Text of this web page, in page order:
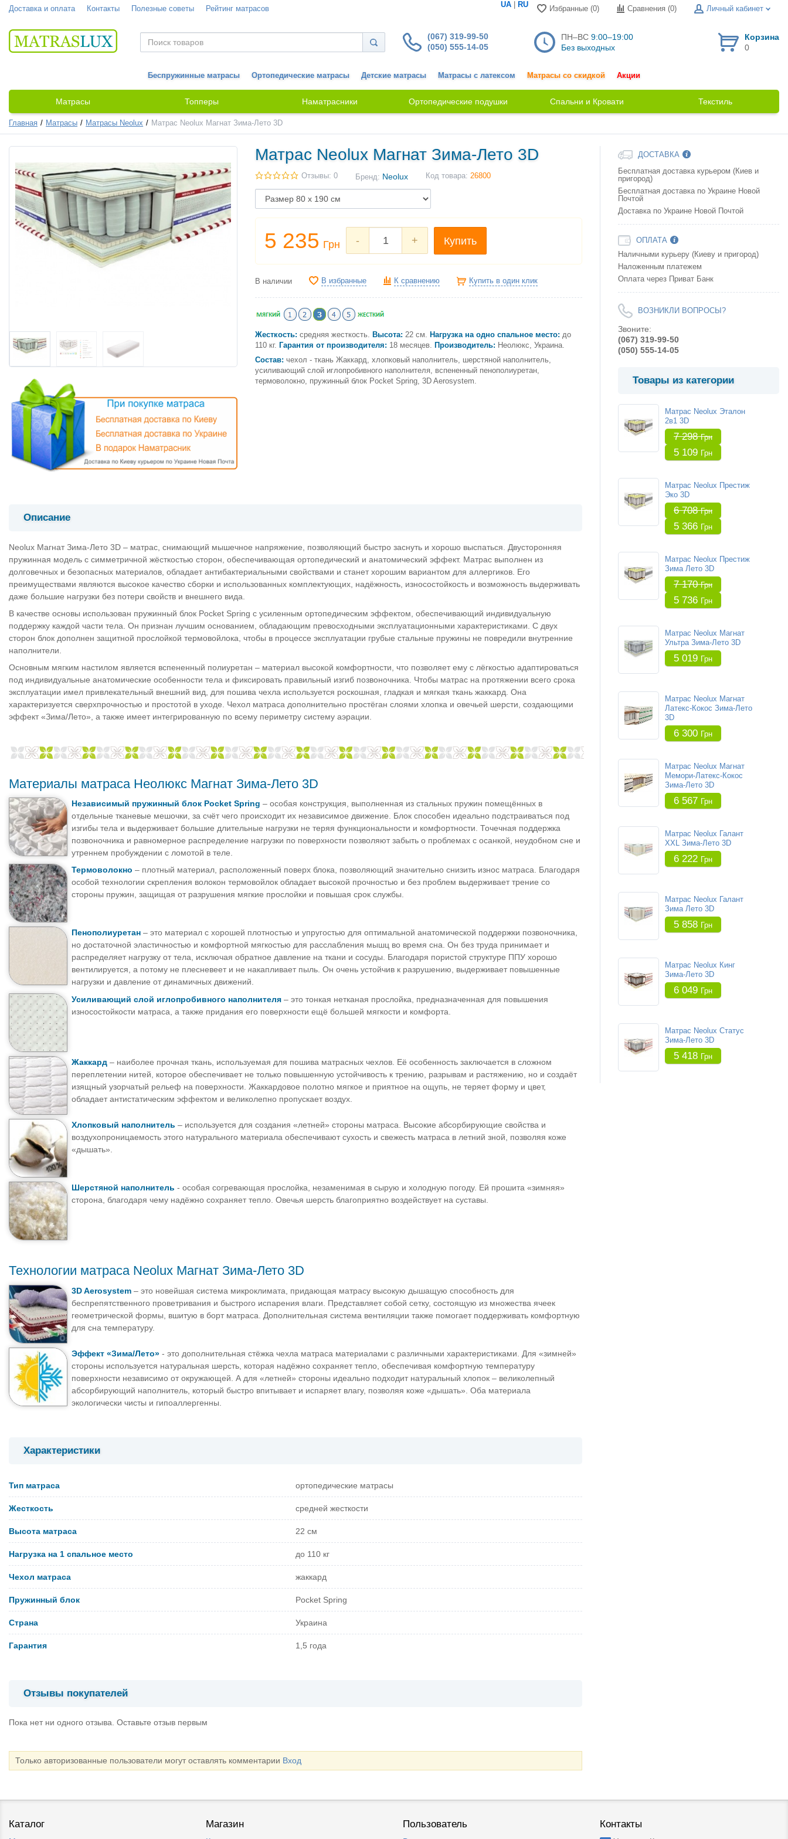
Доставка и оплата Контакты Полезные советы Рейтинг матрасов UA RU Избранные (0) Сравнения (0) Личный кабинет
(067) 319-99-50
(050) 555-14-05
ПН–ВС 9:00–19:00
Без выходных
Корзина
0
Беспружинные матрасы Ортопедические матрасы Детские матрасы Матрасы с латексом Матрасы со скидкой Акции
Матрасы Топперы Наматрасники Ортопедические подушки Спальни и Кровати Текстиль
Главная Матрасы Матрасы Neolux Матрас Neolux Магнат Зима-Лето 3D
Матрас Neolux Магнат Зима-Лето 3D
Отзывы: 0 Бренд: Neolux Код товара: 26800
5 235 Грн - + Купить
В наличии В избранные К сравнению Купить в один клик
Жесткость: средняя жесткость. Высота: 22 см. Нагрузка на одно спальное место: до
110 кг. Гарантия от производителя: 18 месяцев. Производитель: Неолюкс, Украина.
Состав: чехол - ткань Жаккард, хлопковый наполнитель, шерстяной наполнитель,
усиливающий слой иглопробивного наполнителя, вспененный пенополиуретан,
термоволокно, пружинный блок Pocket Spring, 3D Aerosystem.
Описание
Neolux Магнат Зима-Лето 3D – матрас, снимающий мышечное напряжение, позволяющий быстро заснуть и хорошо выспаться. Двусторонняя
пружинная модель с симметричной жёсткостью сторон, обеспечивающая ортопедический и анатомический эффект. Матрас выполнен из
долговечных и безопасных материалов, обладает антибактериальными свойствами и станет хорошим вариантом для аллергиков. Его
преимуществами являются высокое качество сборки и использованных комплектующих, надёжность, износостойкость и возможность выдерживать
даже большие нагрузки без потери свойств и внешнего вида.
В качестве основы использован пружинный блок Pocket Spring с усиленным ортопедическим эффектом, обеспечивающий индивидуальную
поддержку каждой части тела. Он признан лучшим основанием, обладающим превосходными эксплуатационными характеристиками. С двух
сторон блок дополнен защитной прослойкой термовойлока, чтобы в процессе эксплуатации грубые стальные пружины не повредили внутренние
наполнители.
Основным мягким настилом является вспененный полиуретан – материал высокой комфортности, что позволяет ему с лёгкостью адаптироваться
под индивидуальные анатомические особенности тела и фиксировать правильный изгиб позвоночника. Чтобы матрас на протяжении всего срока
эксплуатации имел привлекательный внешний вид, для пошива чехла используется роскошная, гладкая и мягкая ткань жаккард. Она
характеризуется сверхпрочностью и простотой в уходе. Чехол матраса дополнительно простёган слоями хлопка и овечьей шерсти, создающими
эффект «Зима/Лето», а также имеет интегрированную по всему периметру систему аэрации.
Материалы матраса Неолюкс Магнат Зима-Лето 3D
Независимый пружинный блок Pocket Spring – особая конструкция, выполненная из стальных пружин помещённых в
отдельные тканевые мешочки, за счёт чего происходит их независимое движение. Блок способен идеально подстраиваться под
изгибы тела и выдерживает большие длительные нагрузки не теряя функциональности и комфортности. Точечная поддержка
позвоночника и равномерное распределение нагрузки по поверхности позволяют забыть о проблемах с осанкой, неудобном сне и
утреннем пробуждении с ломотой в теле.
Термоволокно – плотный материал, расположенный поверх блока, позволяющий значительно снизить износ матраса. Благодаря
особой технологии скрепления волокон термовойлок обладает высокой прочностью и без проблем выдерживает трение со
стороны пружин, защищая от разрушения мягкие прослойки и повышая срок службы.
Пенополиуретан – это материал с хорошей плотностью и упругостью для оптимальной анатомической поддержки позвоночника,
но достаточной эластичностью и комфортной мягкостью для расслабления мышц во время сна. Он без труда принимает и
распределяет нагрузку от тела, исключая обратное давление на ткани и сосуды. Благодаря пористой структуре ППУ хорошо
вентилируется, а потому не плесневеет и не накапливает пыль. Он очень устойчив к разрушению, выдерживает повышенные
нагрузки и давление от динамичных движений.
Усиливающий слой иглопробивного наполнителя – это тонкая нетканая прослойка, предназначенная для повышения
износостойкости матраса, а также придания его поверхности ещё большей мягкости и комфорта.
Жаккард – наиболее прочная ткань, используемая для пошива матрасных чехлов. Её особенность заключается в сложном
переплетении нитей, которое обеспечивает не только повышенную устойчивость к трению, разрывам и растяжению, но и создаёт
изящный узорчатый рельеф на поверхности. Жаккардовое полотно мягкое и приятное на ощупь, не теряет форму и цвет,
обладает антистатическим эффектом и великолепно пропускает воздух.
Хлопковый наполнитель – используется для создания «летней» стороны матраса. Высокие абсорбирующие свойства и
воздухопроницаемость этого натурального материала обеспечивают сухость и свежесть матраса в летний зной, позволяя коже
«дышать».
Шерстяной наполнитель - особая согревающая прослойка, незаменимая в сырую и холодную погоду. Ей прошита «зимняя»
сторона, благодаря чему надёжно сохраняет тепло. Овечья шерсть благоприятно воздействует на суставы.
Технологии матраса Neolux Магнат Зима-Лето 3D
3D Aerosystem – это новейшая система микроклимата, придающая матрасу высокую дышащую способность для
беспрепятственного проветривания и быстрого испарения влаги. Представляет собой сетку, состоящую из множества ячеек
геометрической формы, вшитую в борт матраса. Дополнительная система вентиляции также помогает поддерживать комфортную
для сна температуру.
Эффект «Зима/Лето» - это дополнительная стёжка чехла матраса материалами с различными характеристиками. Для «зимней»
стороны используется натуральная шерсть, которая надёжно сохраняет тепло, обеспечивая комфортную температуру
поверхности независимо от окружающей. А для «летней» стороны идеально подходит натуральный хлопок – великолепный
абсорбирующий наполнитель, который быстро впитывает и испаряет влагу, позволяя коже «дышать». Оба материала
экологически чисты и гипоаллергенны.
Характеристики
Тип матраса ортопедические матрасы
Жесткость средней жесткости
Высота матраса 22 см
Нагрузка на 1 спальное место до 110 кг
Чехол матраса жаккард
Пружинный блок Pocket Spring
Страна Украина
Гарантия 1,5 года
Отзывы покупателей
Пока нет ни одного отзыва. Оставьте отзыв первым
Только авторизованные пользователи могут оставлять комментарии Вход
ДОСТАВКА
Бесплатная доставка курьером (Киев и
пригород)
Бесплатная доставка по Украине Новой
Почтой
Доставка по Украине Новой Почтой
ОПЛАТА
Наличными курьеру (Киеву и пригород)
Наложенным платежем
Оплата через Приват Банк
ВОЗНИКЛИ ВОПРОСЫ?
Звоните:
(067) 319-99-50
(050) 555-14-05
Товары из категории
Матрас Neolux Эталон
2в1 3D
7 298 Грн
5 109 Грн
Матрас Neolux Престиж
Эко 3D
6 708 Грн
5 366 Грн
Матрас Neolux Престиж
Зима Лето 3D
7 170 Грн
5 736 Грн
Матрас Neolux Магнат
Ультра Зима-Лето 3D
5 019 Грн
Матрас Neolux Магнат
Латекс-Кокос Зима-Лето
3D
6 300 Грн
Матрас Neolux Магнат
Мемори-Латекс-Кокос
Зима-Лето 3D
6 567 Грн
Матрас Neolux Галант
XXL Зима-Лето 3D
6 222 Грн
Матрас Neolux Галант
Зима Лето 3D
5 858 Грн
Матрас Neolux Кинг
Зима-Лето 3D
6 049 Грн
Матрас Neolux Статус
Зима-Лето 3D
5 418 Грн
Каталог Магазин Пользователь Контакты